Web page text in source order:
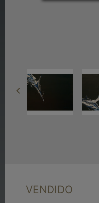

VENDIDO